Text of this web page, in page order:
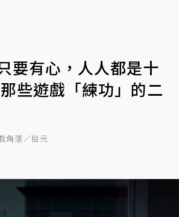
要有心，人人都是十
些遊戲「練功」的二
角落／拾元